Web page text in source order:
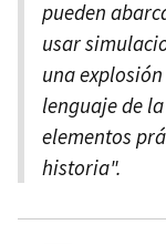
pueden
usar
una
lenguaje de
elementos
historia".